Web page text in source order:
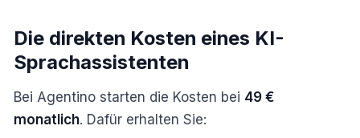
Die direkten Kosten eines KI-
Sprachassistenten
Bei Agentino starten die Kosten bei 49 €
monatlich. Dafür erhalten Sie: